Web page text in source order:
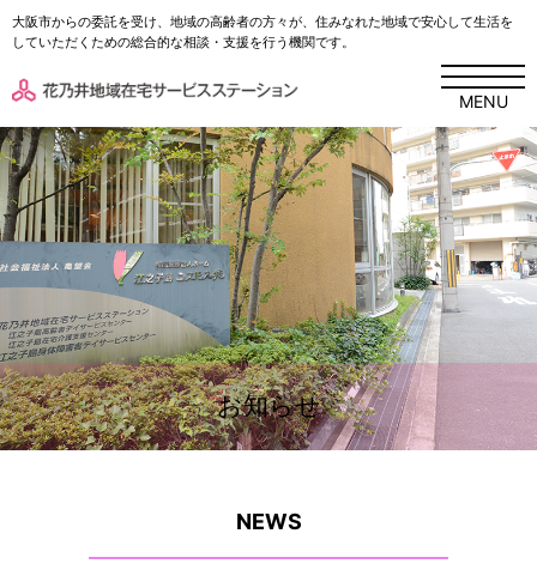
大阪市からの委託を受け、地域の高齢者の方々が、住みなれた地域で安心して生活を
していただくための総合的な相談・支援を行う機関です。
MENU
お知らせ
NEWS